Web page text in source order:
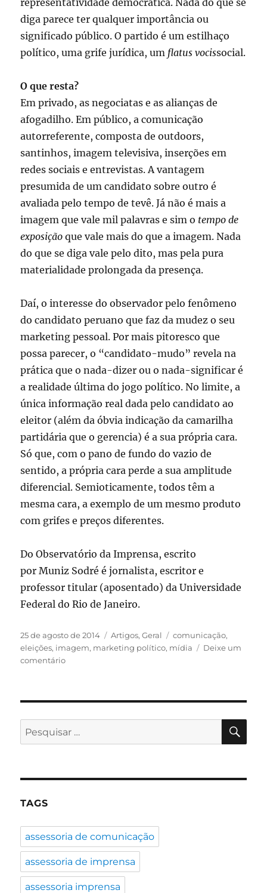
diga parece ter qualquer importância ou
significado público. O partido é um estilhaço
político, uma grife jurídica, um flatus vocissocial.
O que resta?
Em privado, as negociatas e as alianças de
afogadilho. Em público, a comunicação
autorreferente, composta de outdoors,
santinhos, imagem televisiva, inserções em
redes sociais e entrevistas. A vantagem
presumida de um candidato sobre outro é
avaliada pelo tempo de tevê. Já não é mais a
imagem que vale mil palavras e sim o tempo de
exposiçãoque vale mais do que a imagem. Nada
do que se diga vale pelo dito, mas pela pura
materialidade prolongada da presença.
Daí, o interesse do observador pelo fenômeno
do candidato peruano que faz da mudez o seu
marketing pessoal. Por mais pitoresco que
possa parecer, o “candidato-mudo” revela na
prática que o nada-dizer ou o nada-significar é
a realidade última do jogo político. No limite, a
única informação real dada pelo candidato ao
eleitor (além da óbvia indicação da camarilha
partidária que o gerencia) é a sua própria cara.
Só que, com o pano de fundo do vazio de
sentido, a própria cara perde a sua amplitude
diferencial. Semioticamente, todos têm a
mesma cara, a exemplo de um mesmo produto
com grifes e preços diferentes.
Do Observatório da Imprensa, escrito
por Muniz Sodré é jornalista, escritor e
professor titular (aposentado) da Universidade
Federal do Rio de Janeiro.
Publicado
em
25 de agosto de 2014 Categorias
Artigos,Geral Tags
comunicação,
eleições, imagem, marketing político, mídia
Deixe um
comentárioem
lógica
do
candidato
Pesquisar
por:
TAGS
assessoria de comunicação
assessoria de imprensa
assessoria imprensa